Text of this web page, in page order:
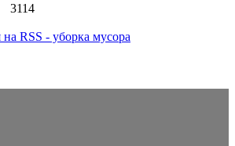
о 4 июля в Шерегеше состоится очередная
3114